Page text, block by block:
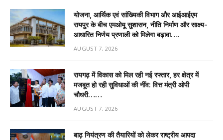
योजना, आर्थिक एवं सांख्यिकी विभाग और आईआईएम
रायपुर के बीच एमओयू सुशासन, नीति निर्माण और साक्ष्य-
आधारित निर्णय प्रणाली को मिलेगा बढ़ावा….
AUGUST 7, 2026
रायगढ़ में विकास को मिल रही नई रफ्तार, हर क्षेत्र में
मजबूत हो रही सुविधाओं की नींव: वित्त मंत्री ओपी
चौधरी……
AUGUST 7, 2026
बाढ़ नियंत्रण की तैयारियों को लेकर राष्ट्रीय आपदा